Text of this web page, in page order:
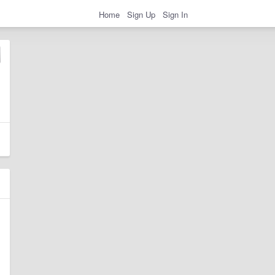
Home Sign Up Sign In